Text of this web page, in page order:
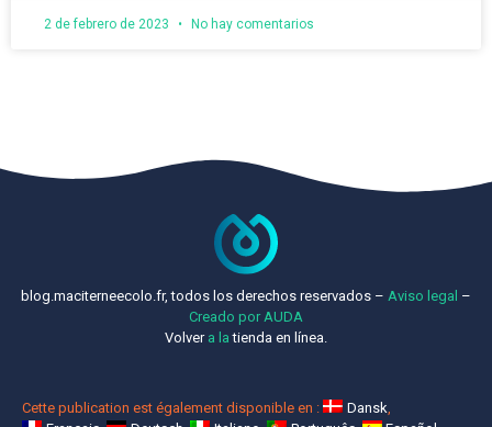
2 de febrero de 2023 No hay comentarios
blog.maciterneecolo.fr, todos los derechos reservados – Aviso legal –
Creado por AUDA
Volver a la tienda en línea.
Cette publication est également disponible en :
Dansk